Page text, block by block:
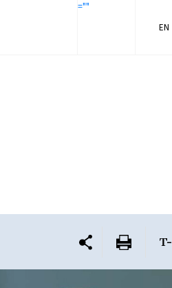
=""
EN